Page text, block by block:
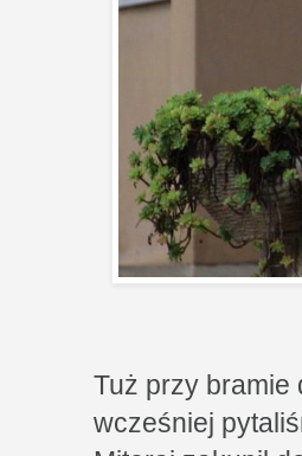
Tuż przy bramie
wcześniej